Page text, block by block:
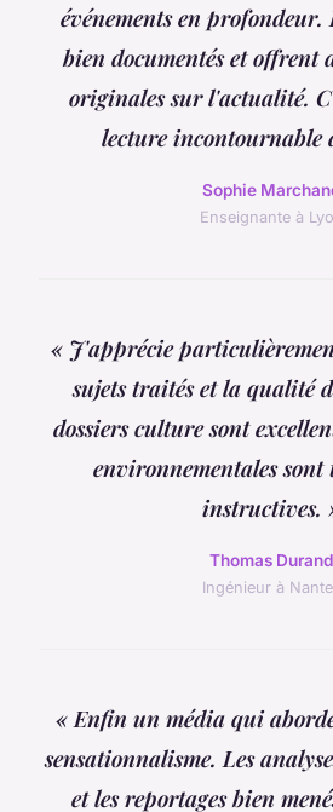
événements en profondeur.
bien documentés et offrent
originales sur l'actualité.
lecture incontournable
Sophie
Enseignante à
« J'apprécie
sujets traités et la qualité
dossiers culture sont
environnementales sont
instructives.
Thomas Durand
Ingénieur à
« Enfin un média qui
sensationnalisme. Les
et les reportages bien